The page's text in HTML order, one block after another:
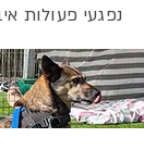
נפגעי פעולות